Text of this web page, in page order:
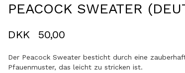
PEACOCK SWEATER
DKK 50,00
Der Peacock Sweater besticht durch eine
Pfauenmuster, das leicht zu stricken ist.